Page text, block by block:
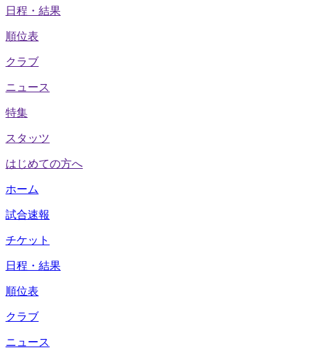
日程・結果
順位表
クラブ
ニュース
特集
スタッツ
はじめての方へ
ホーム
試合速報
チケット
日程・結果
順位表
クラブ
ニュース